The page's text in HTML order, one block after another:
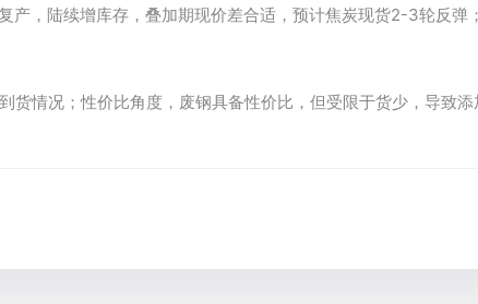
，陆续增库存，叠加期现价差合适，预计焦炭现货2-3轮反弹；
情况；性价比角度，废钢具备性价比，但受限于货少，导致添